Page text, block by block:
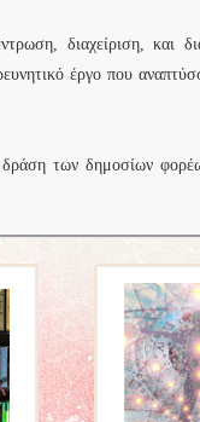
διαχείριση, και
έργο που
των δημοσίων